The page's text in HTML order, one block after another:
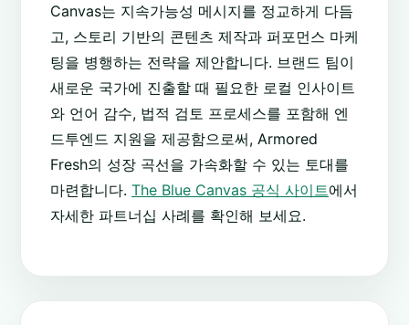
Canvas는 지속가능성 메시지를 정교하게 다듬
고, 스토리 기반의 콘텐츠 제작과 퍼포먼스 마케
팅을 병행하는 전략을 제안합니다. 브랜드 팀이
새로운 국가에 진출할 때 필요한 로컬 인사이트
와 언어 감수, 법적 검토 프로세스를 포함해 엔
드투엔드 지원을 제공함으로써, Armored
Fresh의 성장 곡선을 가속화할 수 있는 토대를
마련합니다. The Blue Canvas 공식 사이트에서
자세한 파트너십 사례를 확인해 보세요.